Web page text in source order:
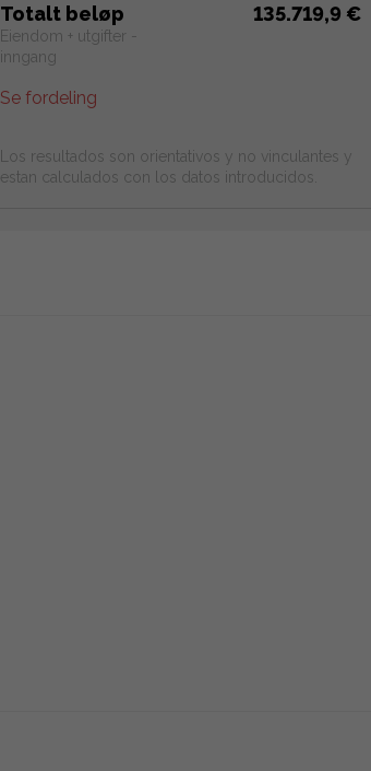
Totalt beløp
Eiendom + utgifter -
inngang
Se fordeling
135.719,9 €
Los resultados son orientativos y no vinculantes y
estan calculados con los datos introducidos.